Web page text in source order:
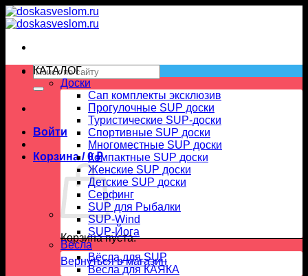
Skip
to
Искать:
Войти
Корзина /0₽
Корзина пуста.
Вернуться в магазин
КАТАЛОГ
Доски
Сап комплекты эксклюзив
Прогулочные SUP доски
Туристические SUP-доски
Спортивные SUP доски
Многоместные SUP доски
Компактные SUP доски
Женские SUP доски
Детские SUP доски
Серфинг
SUP для Рыбалки
SUP-Wind
SUP-Йога
Вёсла
Вёсла для SUP
Весла для КАЯКА